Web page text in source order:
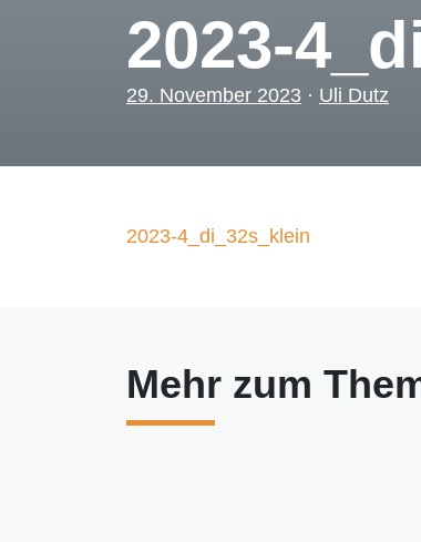
2023-
29. November 2023 · Uli Dutz
2023-4_di_32s_klein
Mehr zum